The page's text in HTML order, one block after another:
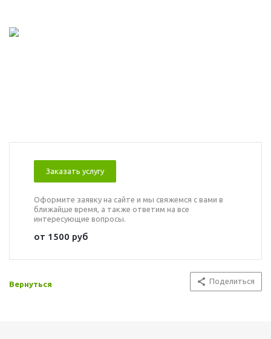
Заказать услугу
Оформите заявку на сайте и мы свяжемся с вами в
ближайше время, а также ответим на все
интересующие вопросы.
от 1500 руб
Вернуться Поделиться